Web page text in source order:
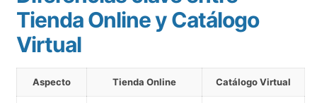
Tienda Online y Catálogo
Virtual
Aspecto Tienda Online Catálogo Virtual